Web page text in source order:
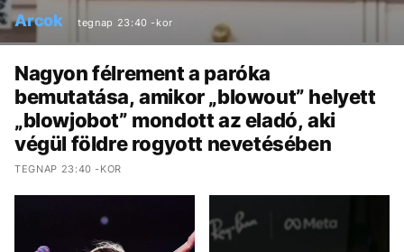
Arcok tegnap 23:40 -kor
Nagyon félrement a paróka
bemutatása, amikor „blowout” helyett
„blowjobot” mondott az eladó, aki
végül földre rogyott nevetésében
TEGNAP 23:40 -KOR